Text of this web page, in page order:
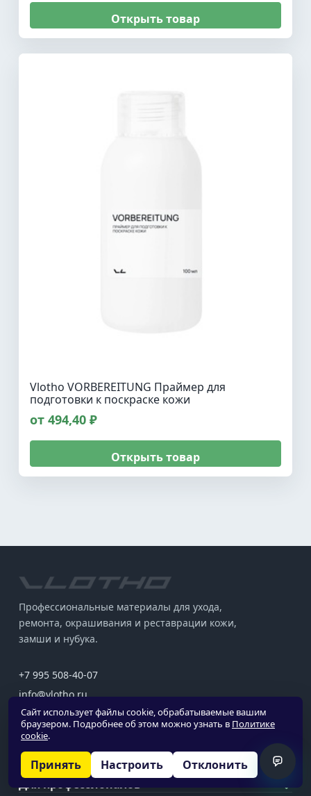
Сайт использует файлы cookie, обрабатываемые вашим
браузером. Подробнее об этом можно узнать в Политике
cookie.
Принять Настроить Отклонить
Открыть товар
Vlotho VORBEREITUNG Праймер для
подготовки к поскраске кожи
от 494,40 ₽
Открыть товар
Профессиональные материалы для ухода,
ремонта, окрашивания и реставрации кожи,
замши и нубука.
+7 995 508-40-07
info@vlotho.ru
Ежедневно, с 10:00 до 19:00
Покупателям
⌄
Для профессионалов
⌄